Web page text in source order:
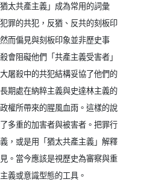
太共產主義」成為常用的詞彙
罪的共犯，反猶、反共的刻板印
而偏見與刻板印象並非歷史事
會阻礙他們「共產主義受害者」
屠殺中的共犯結構妥協了他們的
期處在納粹主義與史達林主義的
權所帶來的腥風血雨。這樣的說
多重的加害者與被害者。把罪行
，或是用「猶太共產主義」解釋
。當今應該是視歷史為審察與重
義或意識型態的工具。